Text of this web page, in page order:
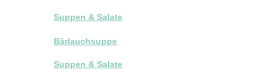
Suppen & Salate
Bärlauchsuppe
Suppen & Salate